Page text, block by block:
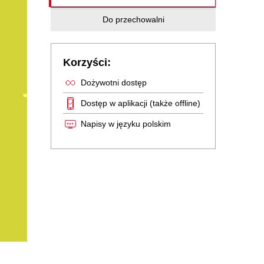
Do przechowalni
Korzyści:
Dożywotni dostęp
Dostęp w aplikacji (także offline)
Napisy w języku polskim